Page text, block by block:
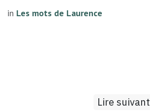
in Les mots de Laurence
Lire suivant